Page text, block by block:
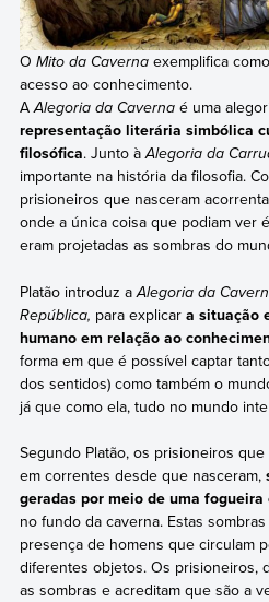
O Mito da Cavernaexemplifica
acesso ao conhecimento.
AAlegoria da Cavernaé uma
representação literária simbólica
filosófica. Junto àAlegoria da
importante na história da filosofia.
prisioneiros que nasceram
onde a única coisa que podiam ver
eram projetadas as sombras do
Platão introduz aAlegoria da
República, para explicara situação
humano em relação ao
forma em que é possível captar
dos sentidos) como também o
já que como ela, tudo no mundo
Segundo Platão, os prisioneiros
em correntes desde que nasceram,
geradas por meio de uma fogueira
no fundo da caverna. Estas
presença de homens que circulam
diferentes objetos. Os prisioneiros,
as sombras e acreditam que são a